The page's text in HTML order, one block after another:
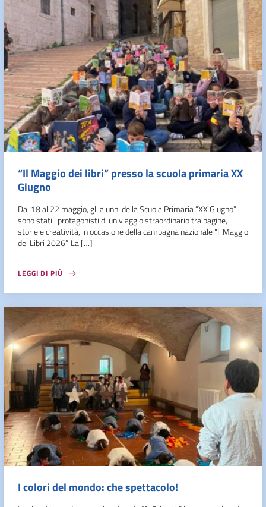
“Il Maggio dei libri” presso la scuola primaria XX
Giugno
Dal 18 al 22 maggio, gli alunni della Scuola Primaria “XX Giugno”
sono stati i protagonisti di un viaggio straordinario tra pagine,
storie e creatività, in occasione della campagna nazionale “Il Maggio
dei Libri 2026”. La […]
LEGGI DI PIÙ
I colori del mondo: che spettacolo!